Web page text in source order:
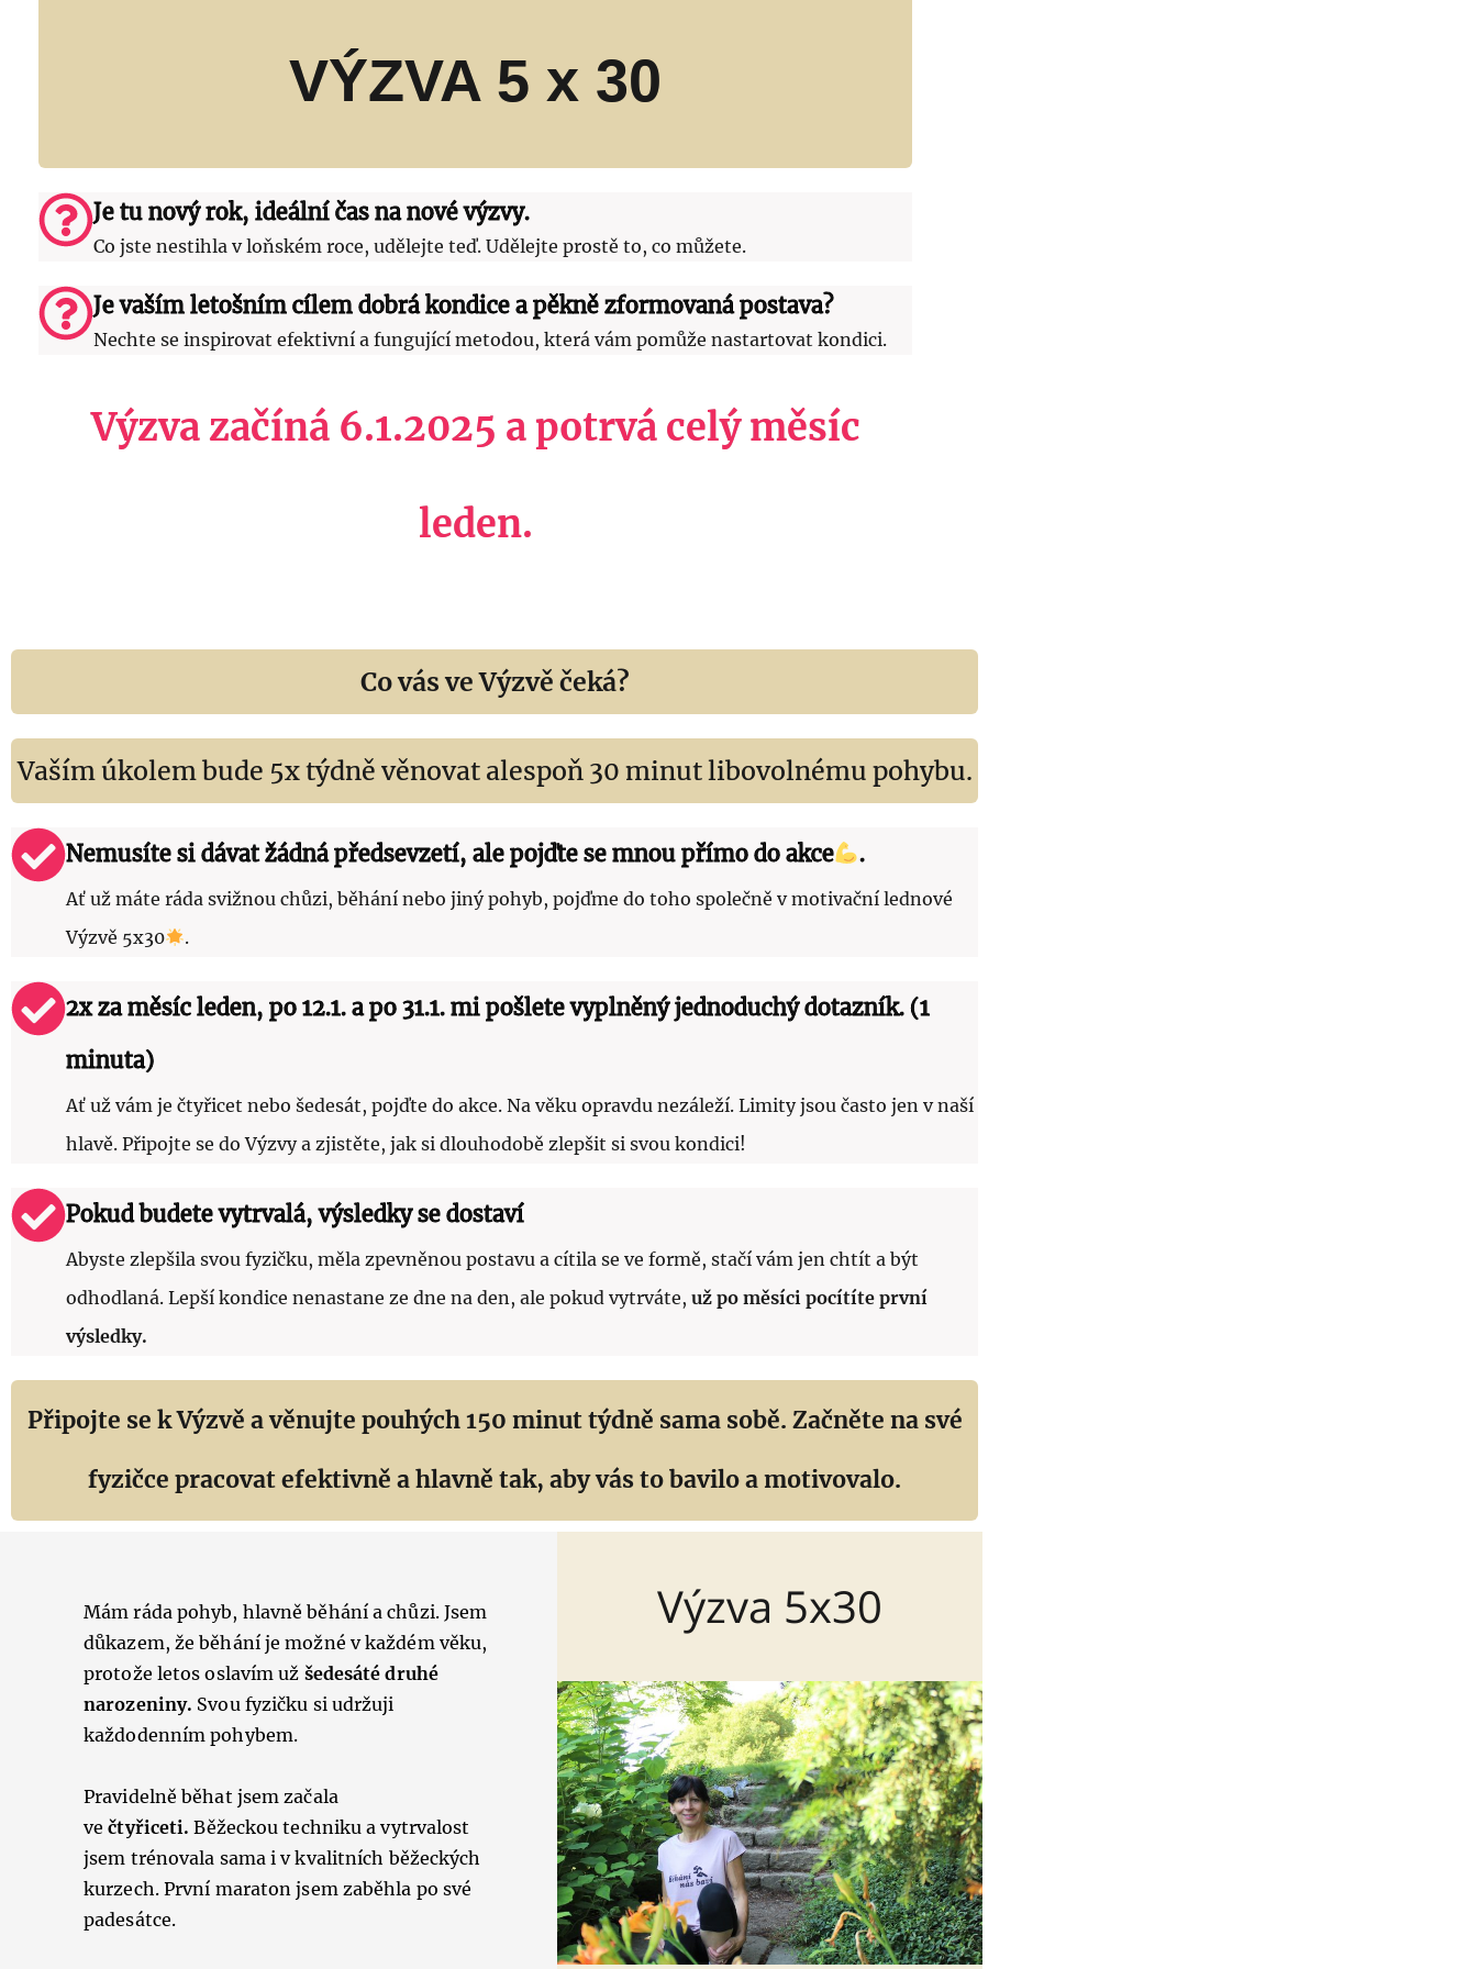
VÝZVA 5 x 30
Je tu nový rok, ideální čas na nové výzvy.
Co jste nestihla v loňském roce, udělejte teď. Udělejte prostě to, co můžete.
Je vaším letošním cílem dobrá kondice a pěkně zformovaná postava?
Nechte se inspirovat efektivní a fungující metodou, která vám pomůže nastartovat kondici.
Výzva začíná 6.1.2025 a potrvá celý měsíc
leden.
Co vás ve Výzvě čeká?
Vaším úkolem bude 5x týdně věnovat alespoň 30 minut libovolnému pohybu.
Nemusíte si dávat žádná předsevzetí, ale pojďte se mnou přímo do akce .
Ať už máte ráda svižnou chůzi, běhání nebo jiný pohyb, pojďme do toho společně v motivační lednové
Výzvě 5x30
.
2x za měsíc leden, po 12.1. a po 31.1. mi pošlete vyplněný jednoduchý dotazník. (1
minuta)
Ať už vám je čtyřicet nebo šedesát, pojďte do akce. Na věku opravdu nezáleží. Limity jsou často jen v naší
hlavě. Připojte se do Výzvy a zjistěte, jak si dlouhodobě zlepšit si svou kondici!
Pokud budete vytrvalá, výsledky se dostaví
Abyste zlepšila svou fyzičku, měla zpevněnou postavu a cítila se ve formě, stačí vám jen chtít a být
odhodlaná. Lepší kondice nenastane ze dne na den, ale pokud vytrváte, už po měsíci pocítíte první
výsledky.
Připojte se k Výzvě a věnujte pouhých 150 minut týdně sama sobě. Začněte na své
fyzičce pracovat efektivně a hlavně tak, aby vás to bavilo a motivovalo.
Mám ráda pohyb, hlavně běhání a chůzi.Jsem
důkazem, že běhání je možné v každém věku,
protože letos oslavím už šedesáté druhé
narozeniny. Svou fyzičku si udržuji
každodenním pohybem.
Pravidelně běhat jsem začala
ve čtyřiceti. Běžeckou techniku a vytrvalost
jsem trénovala sama i v kvalitních běžeckých
kurzech. První maraton jsem zaběhla po své
padesátce.
Výzva 5x30